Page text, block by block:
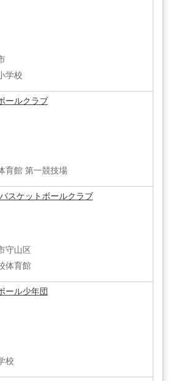
学校
ールクラブ
育館 第一競技場
スケットボールクラブ
守山区
体育館
ール少年団
校